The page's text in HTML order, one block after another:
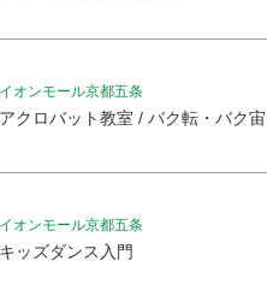
イオンモール京都五条
アクロバット教室 / バク転・バク宙
イオンモール京都五条
キッズダンス入門